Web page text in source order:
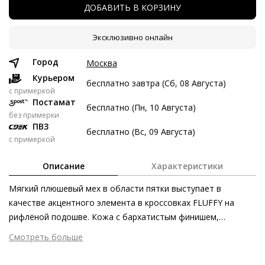
7 авг
21 авг
4 сен
18 сен
Долями
Разделите стоимость покупки
Заплатите сейчас только часть, а оставшееся будем
списывать каждые две недели
5 122 ₽ сейчас
Затем по 5 122 ₽ раз в 2 недели
ДОБАВИТЬ В КОРЗИНУ
Эксклюзивно онлайн
Город
Москва
Курьером
c примеркой
бесплатно завтра (Сб, 08 Августа)
Постамат
без примерки
бесплатно (Пн, 10 Августа)
ПВЗ
с примеркой
бесплатно (Вс, 09 Августа)
Описание Характеристики
Мягкий плюшевый мех в области пятки выступает в
качестве акцентного элемента в кроссовках FLUFFY на
рифлёной подошве. Кожа с бархатистым финишем,
полученная этичными и экологически безопасными
методами, представлена в лаконичном чёрном, нежном
Смотреть больше